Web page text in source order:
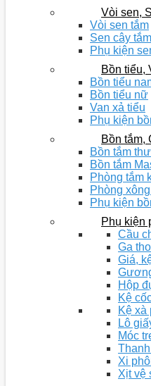
Vòi sen,
Vòi sen tắm
Sen cây tắm
Phụ kiện
Bồn tiểu,
Bồn tiểu
Bồn tiểu nữ
Van xả tiểu
Phụ kiện
Bồn tắm,
Bồn tắm
Bồn tắm
Phòng tắm
Phòng
Phụ kiện
Phụ kiện
Cầu
Ga
Giá,
Hộp
Kệ
Kệ xà
Lô
Móc
Xi
Xịt vệ